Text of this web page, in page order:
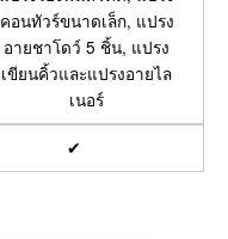
คอนทัวร์ขนาดเล็ก, แปรง
อายชาโดว์ 5 ชิ้น, แปรง
เขียนคิ้วและแปรงอายไล
เนอร์
✔